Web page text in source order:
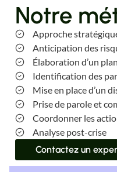
Notre
Approche
Anticipation des
Élaboration d’un
Identification des
Mise en place d’un
Prise de parole et
Coordonner les
Analyse post-crise
Contactez un